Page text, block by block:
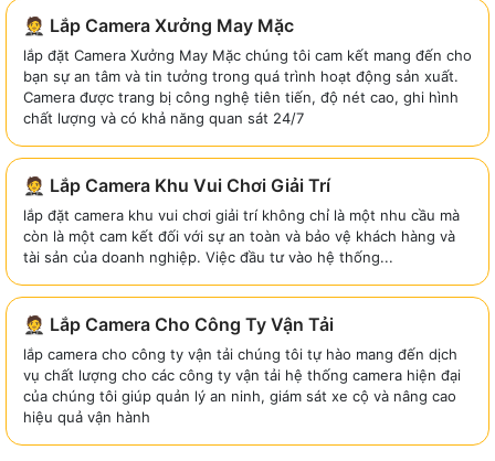
🤵 Lắp Camera Xưởng May Mặc
lắp đặt Camera Xưởng May Mặc chúng tôi cam kết mang đến cho
bạn sự an tâm và tin tưởng trong quá trình hoạt động sản xuất.
Camera được trang bị công nghệ tiên tiến, độ nét cao, ghi hình
chất lượng và có khả năng quan sát 24/7
🤵 Lắp Camera Khu Vui Chơi Giải Trí
lắp đặt camera khu vui chơi giải trí không chỉ là một nhu cầu mà
còn là một cam kết đối với sự an toàn và bảo vệ khách hàng và
tài sản của doanh nghiệp. Việc đầu tư vào hệ thống...
🤵 Lắp Camera Cho Công Ty Vận Tải
lắp camera cho công ty vận tải chúng tôi tự hào mang đến dịch
vụ chất lượng cho các công ty vận tải hệ thống camera hiện đại
của chúng tôi giúp quản lý an ninh, giám sát xe cộ và nâng cao
hiệu quả vận hành